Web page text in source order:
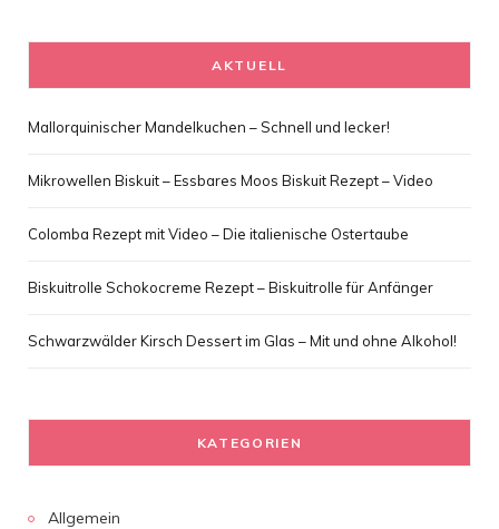
AKTUELL
Mallorquinischer Mandelkuchen – Schnell und lecker!
Mikrowellen Biskuit – Essbares Moos Biskuit Rezept – Video
Colomba Rezept mit Video – Die italienische Ostertaube
Biskuitrolle Schokocreme Rezept – Biskuitrolle für Anfänger
Schwarzwälder Kirsch Dessert im Glas – Mit und ohne Alkohol!
KATEGORIEN
Allgemein